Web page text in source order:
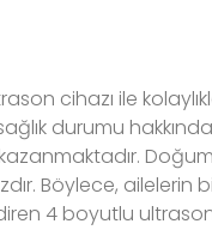
cihazı ile
durumu
Böylece, ailelerin
4 boyutlu